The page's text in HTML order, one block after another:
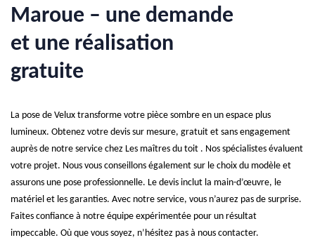
Maroue – une demande
et une réalisation
gratuite
La pose de Velux transforme votre pièce sombre en un espace plus
lumineux. Obtenez votre devis sur mesure, gratuit et sans engagement
auprès de notre service chez Les maîtres du toit . Nos spécialistes évaluent
votre projet. Nous vous conseillons également sur le choix du modèle et
assurons une pose professionnelle. Le devis inclut la main-d’œuvre, le
matériel et les garanties. Avec notre service, vous n’aurez pas de surprise.
Faites confiance à notre équipe expérimentée pour un résultat
impeccable. Où que vous soyez, n’hésitez pas à nous contacter.